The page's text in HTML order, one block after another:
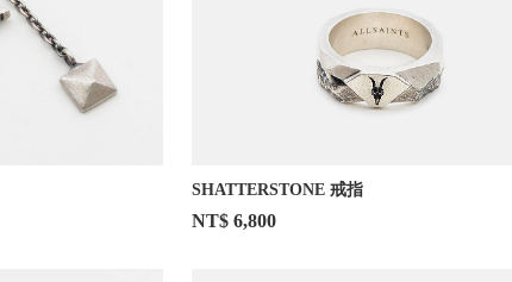
SHATTERSTONE 戒指
NT$ 6,800